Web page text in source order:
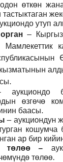
өткөн
утуп
–
кызматынын
аукциондо
өзгөчө
баасы.
– аукциондун
ар бир
төлөө
–
төлөө.